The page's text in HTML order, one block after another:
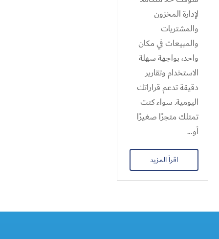
لإدارة المخزون
والمشتريات
والمبيعات في مكان
واحد، بواجهة سهلة
الاستخدام وتقارير
دقيقة تدعم قراراتك
اليومية. سواء كنت
تمتلك متجرًا صغيرًا
أو...
اقرأ المزيد